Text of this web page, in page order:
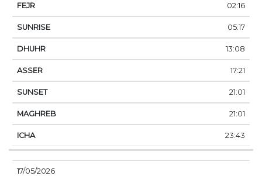
02:16
05:17
13:08
17:21
21:01
21:01
23:43
17/05/2026